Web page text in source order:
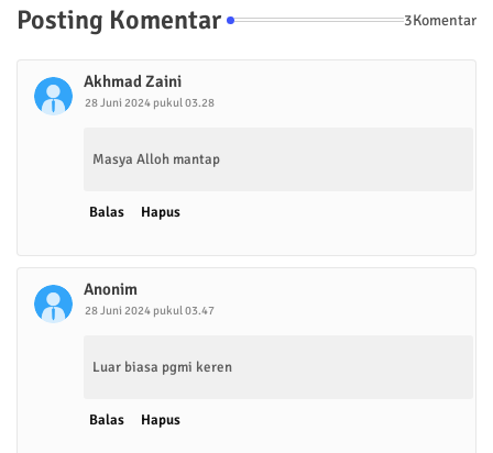
Posting Komentar 3Komentar
Akhmad Zaini
28 Juni 2024 pukul 03.28
Masya Alloh mantap
Balas Hapus
Anonim
28 Juni 2024 pukul 03.47
Luar biasa pgmi keren
Balas Hapus